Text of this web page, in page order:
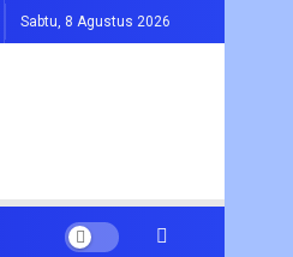
Sabtu, 8 Agustus 2026